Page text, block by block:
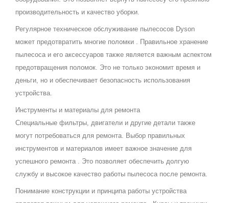
производительность и качество уборки.
Регулярное техническое обслуживание пылесосов Dyson
может предотвратить многие поломки . Правильное хранение
пылесоса и его аксессуаров также является важным аспектом
предотвращения поломок. Это не только экономит время и
деньги, но и обеспечивает безопасность использования
устройства.
Инструменты и материалы для ремонта
Специальные фильтры, двигатели и другие детали также
могут потребоваться для ремонта. Выбор правильных
инструментов и материалов имеет важное значение для
успешного ремонта . Это позволяет обеспечить долгую
службу и высокое качество работы пылесоса после ремонта.
Понимание конструкции и принципа работы устройства